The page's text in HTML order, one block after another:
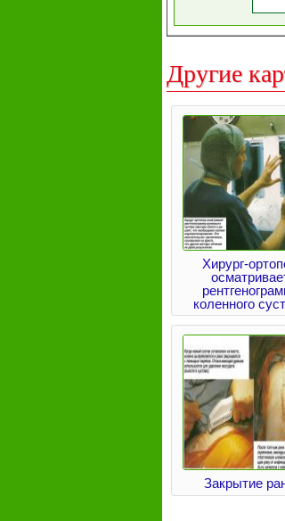
Другие
Хирург-
коленного
Закрытие